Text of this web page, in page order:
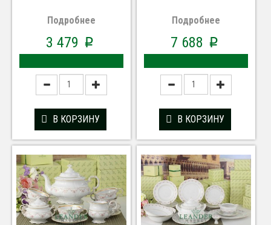
Подробнее
3 479 p
В КОРЗИНУ
Подробнее
7 688 p
В КОРЗИНУ